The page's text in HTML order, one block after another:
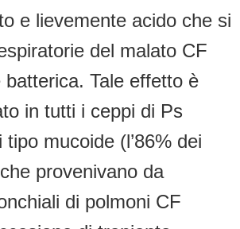
e lievemente acido che si
del malato CF
batterica. Tale effetto è
in tutti i ceppi di Ps
mucoide (l’86% dei
provenivano da
di polmoni CF